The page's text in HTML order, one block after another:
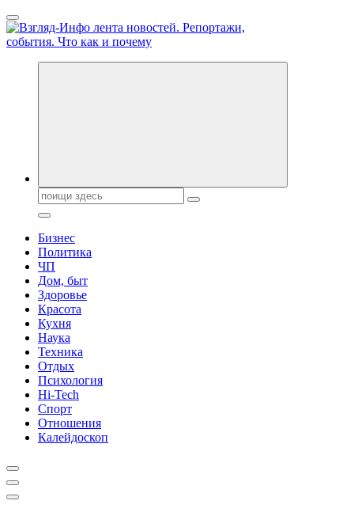
Перейти
к
содержанию
Обо всем и обо всех, что зачем и почему. Новости политики,
Поиск:
Бизнес
Политика
ЧП
Дом, быт
Здоровье
Красота
Кухня
Наука
Техника
Отдых
Психология
Hi-Tech
Спорт
Отношения
Калейдоскоп